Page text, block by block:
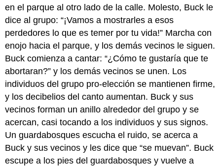
LLEVAR
CLAVE
EJERCICIOS
en el parque al otro lado de la calle. Molesto, Buck le
dice al grupo: “¡Vamos a mostrarles a esos
perdedores lo que es temer por tu vida!” Marcha con
enojo hacia el parque, y los demás vecinos le siguen.
Buck comienza a cantar: “¿Cómo te gustaría que te
abortaran?” y los demás vecinos se unen. Los
individuos del grupo pro-elección se mantienen firme,
y los decibelios del canto aumentan. Buck y sus
vecinos forman un anillo alrededor del grupo y se
acercan, casi tocando a los individuos y sus signos.
Un guardabosques escucha el ruido, se acerca a
Buck y sus vecinos y les dice que “se muevan”. Buck
escupe a los pies del guardabosques y vuelve a